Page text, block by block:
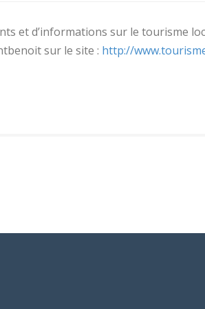
et d’informations sur le tourisme
sur le site : http://